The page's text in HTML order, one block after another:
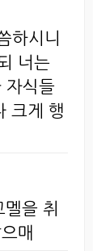
하시니
너는
자식들
크게 행
을 취
매